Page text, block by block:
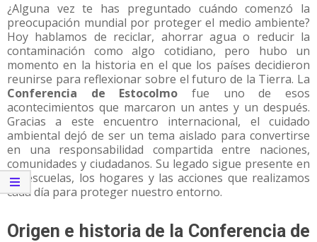
¿Alguna vez te has preguntado cuándo comenzó la
preocupación mundial por proteger el medio ambiente?
Hoy hablamos de reciclar, ahorrar agua o reducir la
contaminación como algo cotidiano, pero hubo un
momento en la historia en el que los países decidieron
reunirse para reflexionar sobre el futuro de la Tierra. La
Conferencia de Estocolmo fue uno de esos
acontecimientos que marcaron un antes y un después.
Gracias a este encuentro internacional, el cuidado
ambiental dejó de ser un tema aislado para convertirse
en una responsabilidad compartida entre naciones,
comunidades y ciudadanos. Su legado sigue presente en
las escuelas, los hogares y las acciones que realizamos
cada día para proteger nuestro entorno.
Origen e historia de la Conferencia de